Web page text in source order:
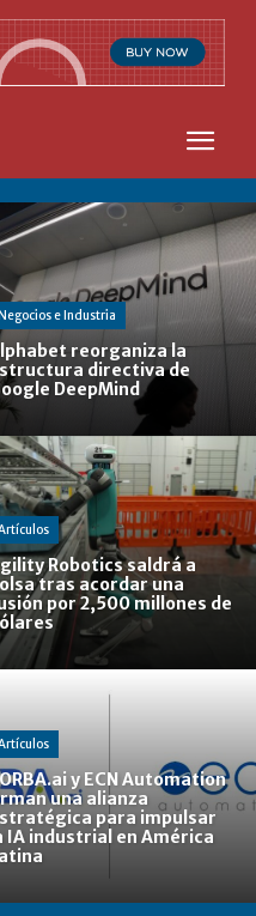
e Industria
reorganiza la
directiva de
DeepMind
Robotics saldrá a
tras acordar una
por 2,500 millones de
y ECN Automation
una alianza
para impulsar
IA industrial en América